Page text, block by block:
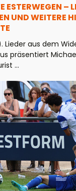
ESTERWEGEN –
UND WEITERE
Lieder aus dem
präsentiert
...